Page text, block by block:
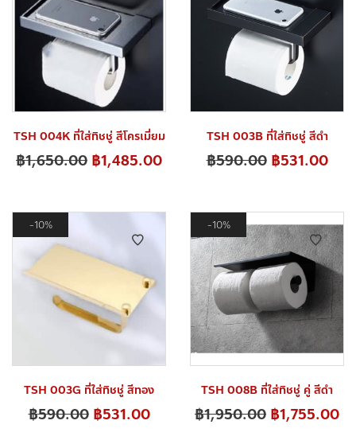
TSH 004K ที่ใส่ทิชชู่ สีโครเมี่ยม
฿1,650.00 ฿1,485.00
TSH 003B ที่ใส่ทิชชู่ สีดำ
฿590.00 ฿531.00
10%
TSH 003G ที่ใส่ทิชชู่ สีทอง
฿590.00 ฿531.00
10%
TSH 008B ที่ใส่ทิชชู่ คู่ สีดำ
฿1,950.00 ฿1,755.00